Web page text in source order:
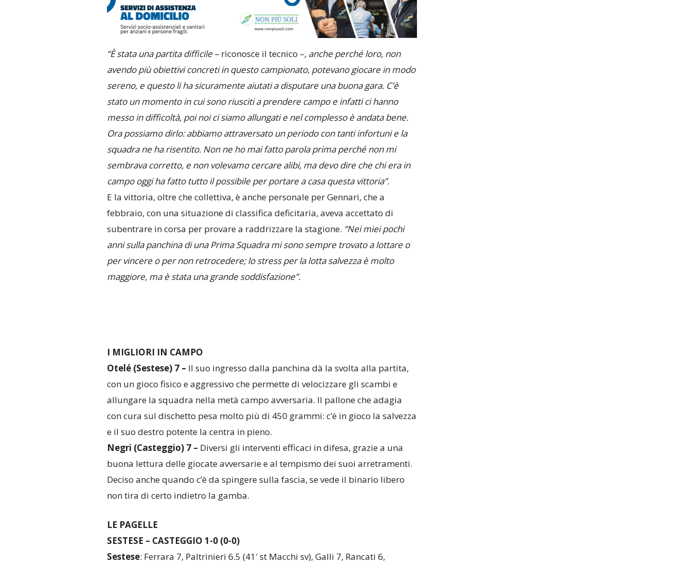
“È stata una partita difficile –riconosce il tecnico –, anche perché loro, non
avendo più obiettivi concreti in questo campionato, potevano giocare in modo
sereno, e questo li ha sicuramente aiutati a disputare una buona gara. C’è
stato un momento in cui sono riusciti a prendere campo e infatti ci hanno
messo in difficoltà, poi noi ci siamo allungati e nel complesso è andata bene.
Ora possiamo dirlo: abbiamo attraversato un periodo con tanti infortuni e la
squadra ne ha risentito. Non ne ho mai fatto parola prima perché non mi
sembrava corretto, e non volevamo cercare alibi, ma devo dire che chi era in
campo oggi ha fatto tutto il possibile per portare a casa questa vittoria”.
E la vittoria, oltre che collettiva, è anche personale per Gennari, che a
febbraio, con una situazione di classifica deficitaria, aveva accettato di
subentrare in corsa per provare a raddrizzare la stagione. “Nei miei pochi
anni sulla panchina di una Prima Squadra mi sono sempre trovato a lottare o
per vincere o per non retrocedere; lo stress per la lotta salvezza è molto
maggiore, ma è stata una grande soddisfazione”.
I MIGLIORI IN CAMPO
Otelé (Sestese) 7 – Il suo ingresso dalla panchina dà la svolta alla partita,
con un gioco fisico e aggressivo che permette di velocizzare gli scambi e
allungare la squadra nella metà campo avversaria. Il pallone che adagia
con cura sul dischetto pesa molto più di 450 grammi: c’è in gioco la salvezza
e il suo destro potente la centra in pieno.
Negri (Casteggio) 7 – Diversi gli interventi efficaci in difesa, grazie a una
buona lettura delle giocate avversarie e al tempismo dei suoi arretramenti.
Deciso anche quando c’è da spingere sulla fascia, se vede il binario libero
non tira di certo indietro la gamba.
LE PAGELLE
SESTESE – CASTEGGIO 1-0 (0-0)
Sestese: Ferrara 7, Paltrinieri 6.5 (41′ st Macchi sv), Galli 7, Rancati 6,